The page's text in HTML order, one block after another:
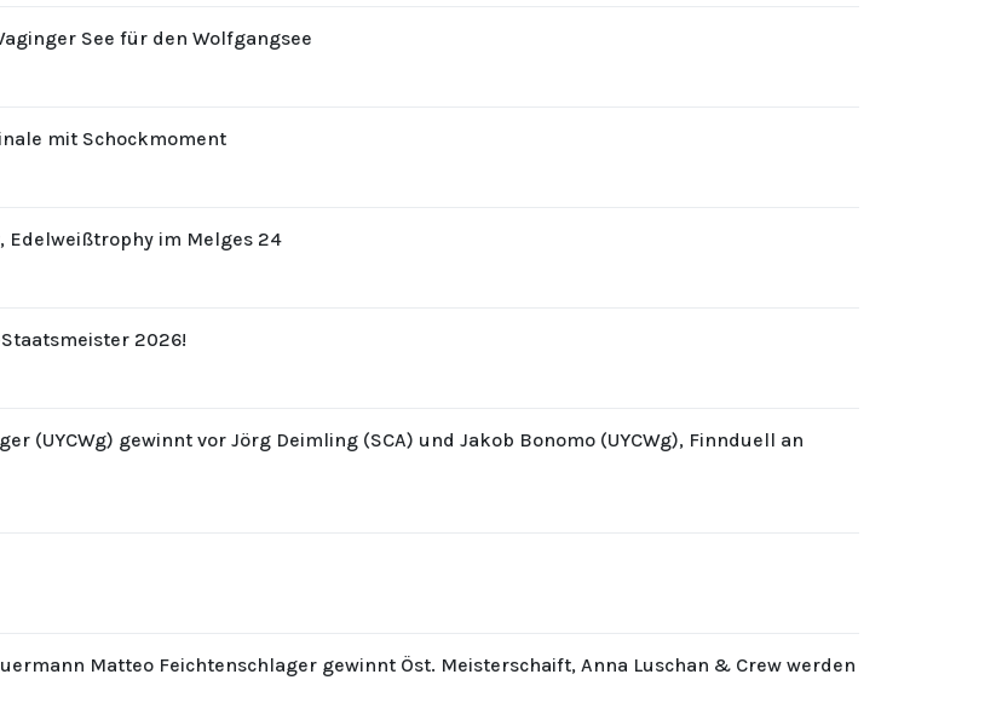
See für den Wolfgangsee
mit Schockmoment
Edelweißtrophy im Melges 24
Staatsmeister 2026!
(UYCWg) gewinnt vor Jörg Deimling (SCA) und Jakob Bonomo (UYCWg), Finnduell an
Matteo Feichtenschlager gewinnt Öst. Meisterschaift, Anna Luschan & Crew werden